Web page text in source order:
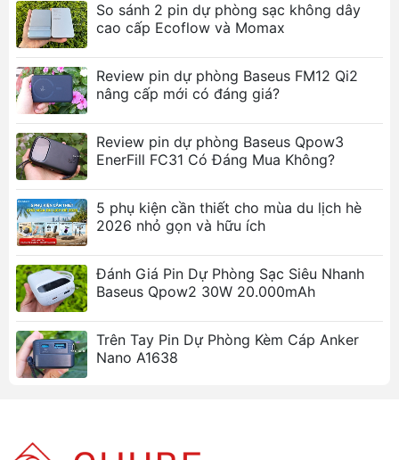
Màn hình LED kỹ thuật số:Hiển thị thông số
dung lượng pin trực quan theo thời gian thực
giúp người dùng kiểm soát nguồn điện dễ
dàng.
Kết cấu bền bỉ, an toàn:Chế tạo từ vật liệu PC
+ ABS cao cấp chịu nhiệt tốt, kết hợp hệ
thống mạch bảo vệ thông minh chống quá
dòng, quá nhiệt tối đa.
Ảnh sản phẩm
So sánh 2 pin dự phòng sạc không dây
cao cấp Ecoflow và Momax
Review pin dự phòng Baseus FM12 Qi2
nâng cấp mới có đáng giá?
Review pin dự phòng Baseus Qpow3
EnerFill FC31 Có Đáng Mua Không?
5 phụ kiện cần thiết cho mùa du lịch hè
2026 nhỏ gọn và hữu ích
Đánh Giá Pin Dự Phòng Sạc Siêu Nhanh
Baseus Qpow2 30W 20.000mAh
Trên Tay Pin Dự Phòng Kèm Cáp Anker
Nano A1638